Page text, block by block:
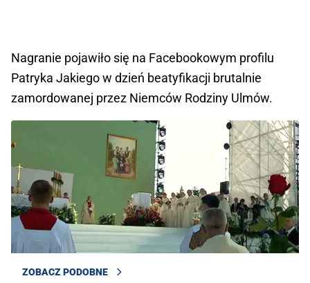
Nagranie pojawiło się na Facebookowym profilu
Patryka Jakiego w dzień beatyfikacji brutalnie
zamordowanej przez Niemców Rodziny Ulmów.
ZOBACZ PODOBNE